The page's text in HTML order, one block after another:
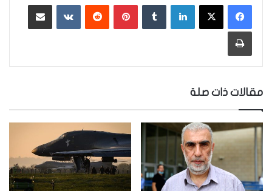
لينكدإن بينتيريست ‏VKontakte
طباعة
مقالات ذات صلة